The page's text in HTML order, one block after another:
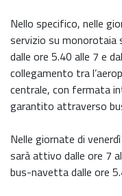
Nello specifico, nelle
servizio su monorotaia
dalle ore 5.40 alle 7 e
collegamento tra
centrale, con fermata
garantito attraverso
Nelle giornate di
sarà attivo dalle ore 7
bus-navetta dalle ore